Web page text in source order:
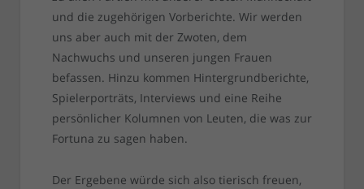
und die zugehörigen Vorberichte. Wir werden
uns aber auch mit der Zwoten, dem
Nachwuchs und unseren jungen Frauen
befassen. Hinzu kommen Hintergrundberichte,
Spielerporträts, Interviews und eine Reihe
persönlicher Kolumnen von Leuten, die was zur
Fortuna zu sagen haben.
Der Ergebene würde sich also tierisch freuen,